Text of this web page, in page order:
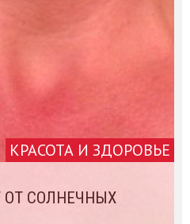
КРАСОТА И ЗДОРОВЬЕ
СОЛНЕЧНЫХ